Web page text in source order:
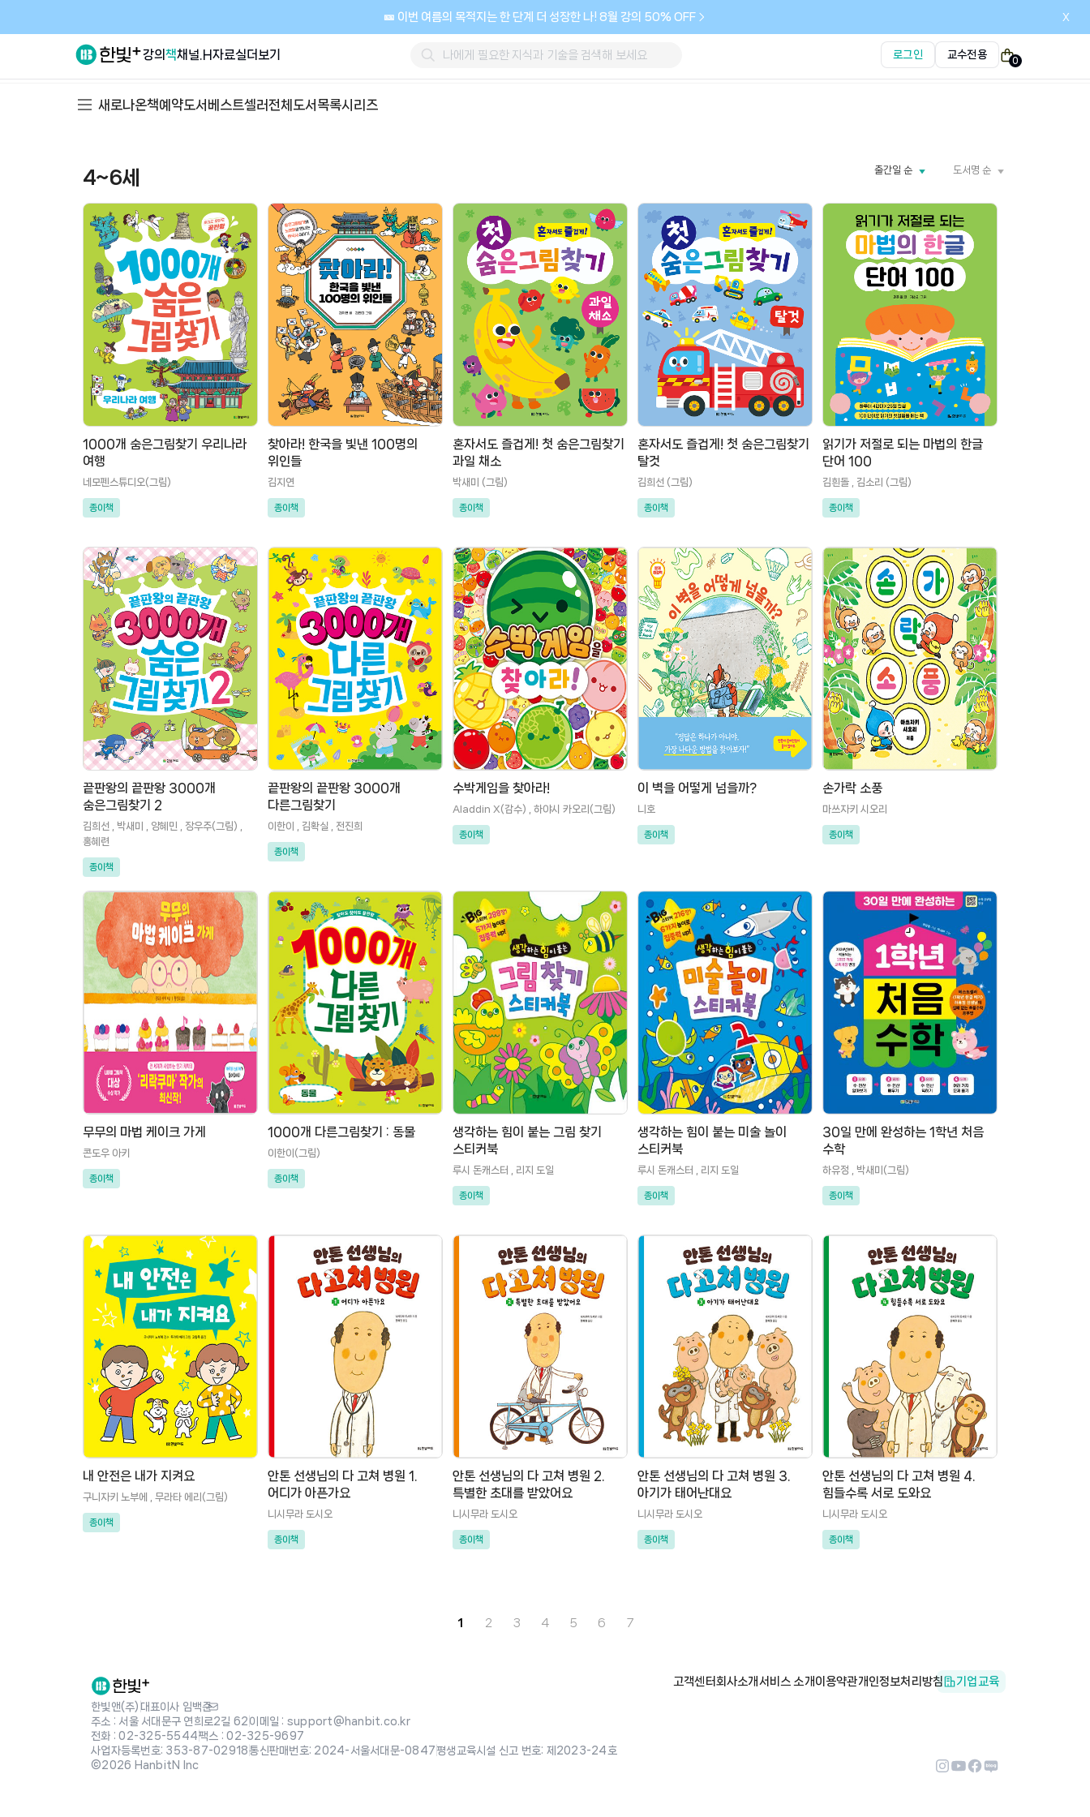
🎫 이번 여름의 목적지는 한 단계 더 성장한 나! 8월 강의 50% OFF x
강의책채널.H자료실더보기 로그인 교수전용
0
새로나온책예약도서 베스트셀러전체도서목록시리즈
4~6세 도서명 순
출간일 순
1000개 숨은그림찾기 우리나라
여행
네모펜스튜디오(그림)
종이책
찾아라! 한국을 빛낸 100명의
위인들
김지연
종이책
혼자서도 즐겁게! 첫 숨은그림찾기
과일 채소
박새미 (그림)
종이책
혼자서도 즐겁게! 첫 숨은그림찾기
탈것
김희선 (그림)
종이책
읽기가 저절로 되는 마법의 한글
단어 100
김흰돌 , 김소리 (그림)
종이책
끝판왕의 끝판왕 3000개
숨은그림찾기 2
김희선 , 박새미 , 양혜민 , 장우주(그림) ,
홍혜련
종이책
끝판왕의 끝판왕 3000개
다른그림찾기
이한이 , 김확실 , 전진희
종이책
수박게임을 찾아라!
Aladdin X(감수) , 하야시 카오리(그림)
종이책
이 벽을 어떻게 넘을까?
니호
종이책
손가락 소풍
마쓰자키 시오리
종이책
무무의 마법 케이크 가게
콘도우 아키
종이책
1000개 다른그림찾기 : 동물
이한이(그림)
종이책
생각하는 힘이 붙는 그림 찾기
스티커북
루시 돈캐스터 , 리지 도일
종이책
생각하는 힘이 붙는 미술 놀이
스티커북
루시 돈캐스터 , 리지 도일
종이책
30일 만에 완성하는 1학년 처음
수학
하유정 , 박새미(그림)
종이책
내 안전은 내가 지켜요
구니자키 노부에 , 무라타 에리(그림)
종이책
안톤 선생님의 다 고쳐 병원 1.
어디가 아픈가요
니시무라 도시오
종이책
안톤 선생님의 다 고쳐 병원 2.
특별한 초대를 받았어요
니시무라 도시오
종이책
안톤 선생님의 다 고쳐 병원 3.
아기가 태어난대요
니시무라 도시오
종이책
안톤 선생님의 다 고쳐 병원 4.
힘들수록 서로 도와요
니시무라 도시오
종이책
1 2 3 4 5 6 7
고객센터회사소개서비스 소개이용약관개인정보처리방침 기업교육
한빛앤(주) 대표이사 임백준
주소 : 서울 서대문구 연희로2길 62 |이메일 : support@hanbit.co.kr
전화 : 02-325-5544|팩스 : 02-325-9697
사업자등록번호: 353-87-02918|통신판매번호: 2024-서울서대문-0847 |평생교육시설 신고 번호: 제2023-24호
©2026 HanbitN Inc